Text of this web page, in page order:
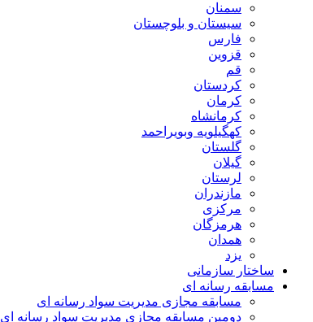
سمنان
سیستان و بلوچستان
فارس
قزوین
قم
کردستان
کرمان
کرمانشاه
کهگیلویه وبویراحمد
گلستان
گیلان
لرستان
مازندران
مرکزی
هرمزگان
همدان
یزد
ساختار سازمانی
مسابقه رسانه ای
مسابقه مجازی مدیریت سواد رسانه ای
دومین مسابقه مجازی مدیریت سواد رسانه ای